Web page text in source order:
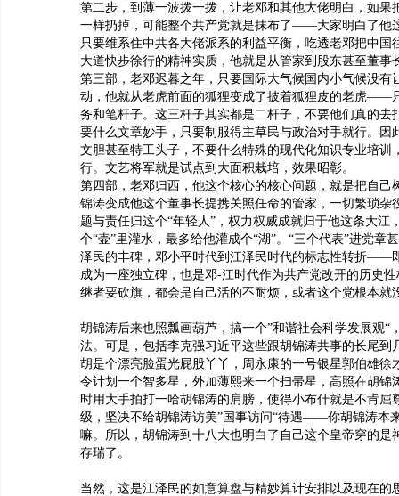
第二步，到薄一波拨一拨，让老邓和其他大佬明白，如果
一样扔掉，可能整个共产党就是抹布了——大家明白了
只要维系住中共各大佬派系的利益平衡，吃透老邓把中国
大道快步徐行的精神实质，他就是从管家到股东甚至董事
第三部，老邓迟暮之年，只要国际大气候国内小气候没有
动，他就从老虎前面的狐狸变成了披着狐狸皮的老虎——
务和笔杆子。这三杆子其实都是二杆子，不要他们真的去
要什么文章妙手，只要制服得主草民与政治对手就行。因
文胆甚至特工头子，不要什么特殊的现代化知识专业培训
行。文艺将军就是试点到大面积栽培，效果昭彰。
第四部，老邓归西，他这个核心的核心问题，就是把自己
锦涛变成他这个董事长提携关照任命的管家，一切繁琐杂
题与责任归这个“年轻人”，权力权威成就归于他这条大江
个“壶”里灌水，最多给他灌成个“湖”。“三个代表”进党章
泽民的丰碑，邓小平时代到江泽民时代的标志性转折——
成为一座独立碑，也是邓-江时代作为共产党改开的历史
继者要砍旗，都会是自己活的不耐烦，或者这个党根本就
胡锦涛后来也照瓢画葫芦，搞一个”和谐社会科学发展观“
法。可是，包括李克强习近平这些跟胡锦涛共事的长尾到
胡是个漂亮脸蛋光屁股丫丫，周永康的一号银星郭伯雄徐
令计划一个智多星，外加薄熙来一个扫帚星，高照在胡锦
时用大手拍打一哈胡锦涛的肩膀，使得小布什就是不肯屈
级，坚决不给胡锦涛访美”国事访问“待遇——你胡锦涛本
嘛。所以，胡锦涛到十八大也明白了自己这个皇帝穿的是
存瑞了。
当然，这是江泽民的如意算盘与精妙算计安排以及现在的